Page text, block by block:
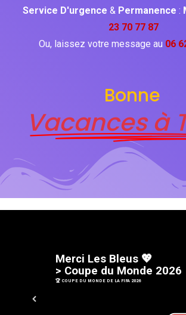
Service D'urgence & Permanence :
23 70 77 87
Ou, laissez votre message au 06
Bonne
Vacances à
Merci Les B eus 💖
> Coupe du Monde 2026
🏆 COUPE DU MONDE DE LA FIFA 2026